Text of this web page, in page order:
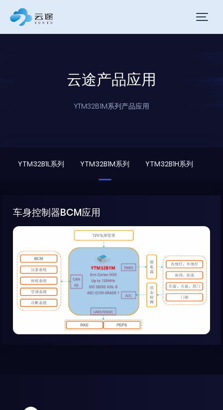
云途产品应用
YTM32B1M系列产品应用
YTM32B1L系列 YTM32B1M系列 YTM32B1H系列
车身控制器BCM应用